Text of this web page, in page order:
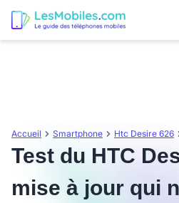
Accueil Smartphone Htc Desire 626
Test du HTC
mise à jour qui